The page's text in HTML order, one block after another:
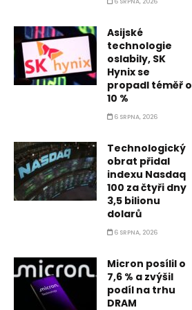
Asijské
technologie
oslabily, SK
Hynix se
propadl téměř o
10 %
6 SRPNA, 2026
Technologický
obrat přidal
indexu Nasdaq
100 za čtyři dny
3,5 bilionu
dolarů
6 SRPNA, 2026
Micron posílil o
7,6 % a zvýšil
podíl na trhu
DRAM